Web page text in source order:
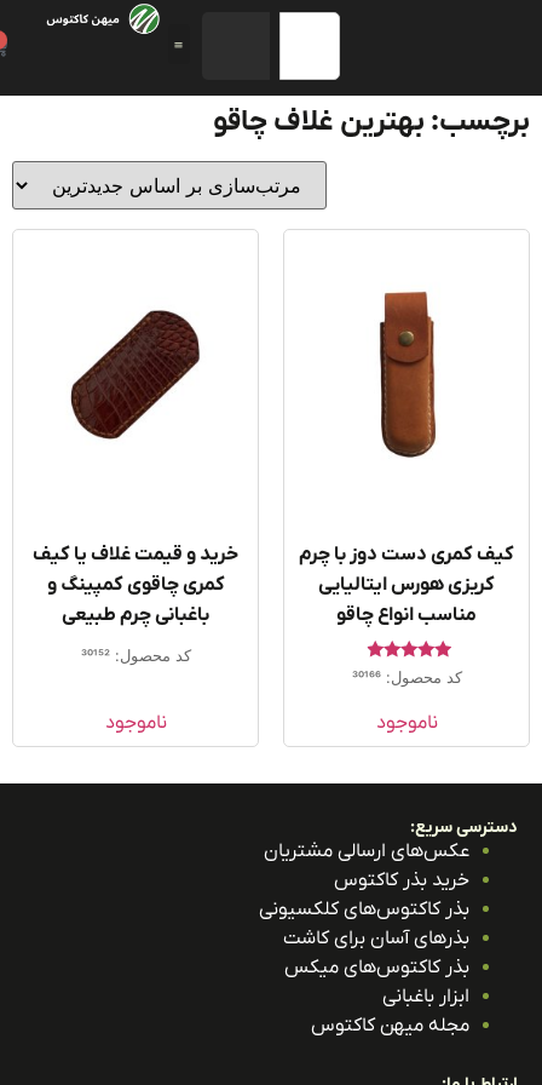
بهترین غلاف چاقو
کمری دست دوز با چرم
کریزی هورس ایتالیایی
مناسب انواع چاقو
امتیاز
4.67
کد محصول: 30166
ناموجود
خرید و قیمت غلاف یا کیف
کمری چاقوی کمپینگ و
باغبانی چرم طبیعی
کد محصول: 30152
ناموجود
سریع:
عکس‌های ارسالی مشتریان
خرید بذر کاکتوس
بذر کاکتوس‌های کلکسیونی
بذرهای آسان برای کاشت
بذر کاکتوس‌های میکس
ابزار باغبانی
مجله میهن کاکتوس